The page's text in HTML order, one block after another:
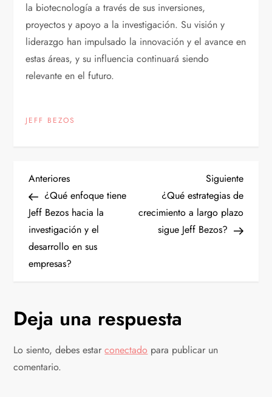
la biotecnología a través de sus inversiones,
proyectos y apoyo a la investigación. Su visión y
liderazgo han impulsado la innovación y el avance en
estas áreas, y su influencia continuará siendo
relevante en el futuro.
JEFF BEZOS
N
a
v
e
a
c
Entrada
anterior
Anteriores
¿Qué enfoque tiene
Jeff Bezos hacia la
investigación y el
desarrollo en sus
empresas?
Siguiente
¿Qué estrategias de
crecimiento a largo plazo
sigue Jeff Bezos?
Deja una respuesta
Lo siento, debes estarconectado para publicar un
comentario.